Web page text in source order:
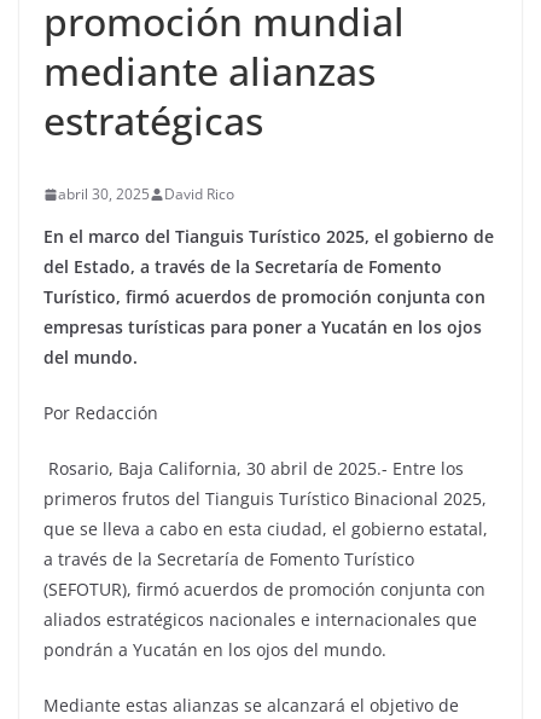
promoción mundial
mediante alianzas
estratégicas
abril 30, 2025 David Rico
En el marco del Tianguis Turístico 2025, el gobierno de
del Estado, a través de la Secretaría de Fomento
Turístico, firmó acuerdos de promoción conjunta con
empresas turísticas para poner a Yucatán en los ojos
del mundo.
Por Redacción
Rosario, Baja California, 30 abril de 2025.- Entre los
primeros frutos del Tianguis Turístico Binacional 2025,
que se lleva a cabo en esta ciudad, el gobierno estatal,
a través de la Secretaría de Fomento Turístico
(SEFOTUR), firmó acuerdos de promoción conjunta con
aliados estratégicos nacionales e internacionales que
pondrán a Yucatán en los ojos del mundo.
Mediante estas alianzas se alcanzará el objetivo de